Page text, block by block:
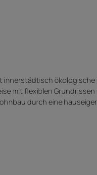
innerstädtisch
mit flexiblen
durch eine